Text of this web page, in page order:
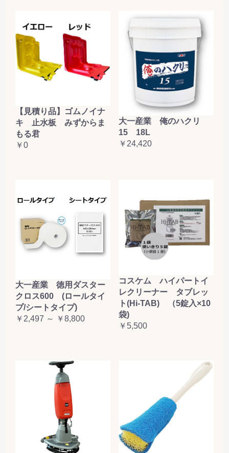
【見積り品】ゴムノイナ
キ 止水板 みずからま
もる君
￥0
大一産業 俺のハクリ
15 18L
￥24,420
大一産業 徳用ダスター
クロス600 (ロールタイ
プ/シートタイプ)
￥2,497 ～ ￥8,800
コスケム ハイパートイ
レクリーナー タブレッ
ト(Hi-TAB) （5錠入×10
袋)
￥5,500